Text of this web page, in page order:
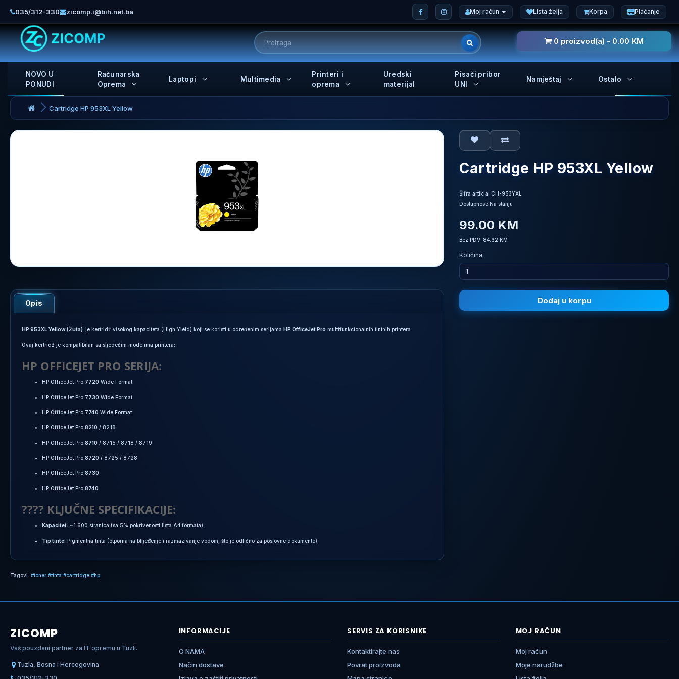
035/312-330 zicomp.i@bih.net.ba Moj račun Lista želja Korpa Plaćanje
0 proizvod(a) - 0.00 KM
NOVO U
PONUDI
Računarska
Oprema
Laptopi Multimedia
Printeri i
oprema
Uredski
materijal
Pisači pribor
UNI
Namještaj Ostalo
Cartridge HP 953XL Yellow
Opis
HP 953XL Yellow (Žuta) je kertridž visokog kapaciteta (High Yield) koji se koristi u određenim serijama HP OfficeJet Pro multifunkcionalnih tintnih printera.
Ovaj kertridž je kompatibilan sa sljedećim modelima printera:
HP OFFICEJET PRO SERIJA:
HP OfficeJet Pro 7720 Wide Format
HP OfficeJet Pro 7730 Wide Format
HP OfficeJet Pro 7740 Wide Format
HP OfficeJet Pro 8210 / 8218
HP OfficeJet Pro 8710 / 8715 / 8718 / 8719
HP OfficeJet Pro 8720 / 8725 / 8728
HP OfficeJet Pro 8730
HP OfficeJet Pro 8740
???? KLJUČNE SPECIFIKACIJE:
Kapacitet: ~1.600 stranica (sa 5% pokrivenosti lista A4 formata).
Tip tinte: Pigmentna tinta (otporna na blijeđenje i razmazivanje vodom, što je odlično za poslovne dokumente).
Cartridge HP 953XL Yellow
Šifra artikla: CH-953YXL
Dostupnost: Na stanju
99.00 KM
Bez PDV: 84.62 KM
Količina
Dodaj u korpu
Tagovi: #toner #tinta #cartridge #hp
ZICOMP
Vaš pouzdani partner za IT opremu u Tuzli.
Tuzla, Bosna i Hercegovina
INFORMACIJE
O NAMA
Način dostave
SERVIS ZA KORISNIKE
Kontaktirajte nas
Povrat proizvoda
MOJ RAČUN
Moj račun
Moje narudžbe